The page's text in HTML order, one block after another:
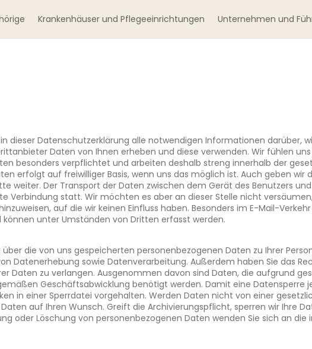
Krankenhäuser und Pflegeeinrichtungen Unternehmen und
dieser Datenschutzerklärung alle notwendigen Informationen darüber,
Daten von Ihnen erheben und diese verwenden. Wir fühlen
besonders verpflichtet und arbeiten deshalb streng innerhalb der
erfolgt auf freiwilliger Basis, wenn uns das möglich ist. Auch geben wir
weiter. Der Transport der Daten zwischen dem Gerät des Benutzers
Verbindung statt. Wir möchten es aber an dieser Stelle nicht
auf die wir keinen Einfluss haben. Besonders im E-Mail-
unter Umständen von Dritten erfasst werden.
die von uns gespeicherten personenbezogenen Daten zu Ihrer
Datenerhebung sowie Datenverarbeitung. Außerdem haben Sie das
Daten zu verlangen. Ausgenommen davon sind Daten, die aufgrund
Geschäftsabwicklung benötigt werden. Damit eine Datensperre
in einer Sperrdatei vorgehalten. Werden Daten nicht von einer
auf Ihren Wunsch. Greift die Archivierungspflicht, sperren wir Ihre
oder Löschung von personenbezogenen Daten wenden Sie sich an die